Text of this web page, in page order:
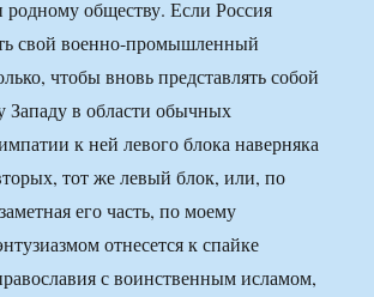
обществу. Если Россия
свой военно-промышленный
чтобы вновь представлять собой
Западу в области обычных
к ней левого блока наверняка
тот же левый блок, или, по
его часть, по моему
отнесется к спайке
с воинственным исламом,